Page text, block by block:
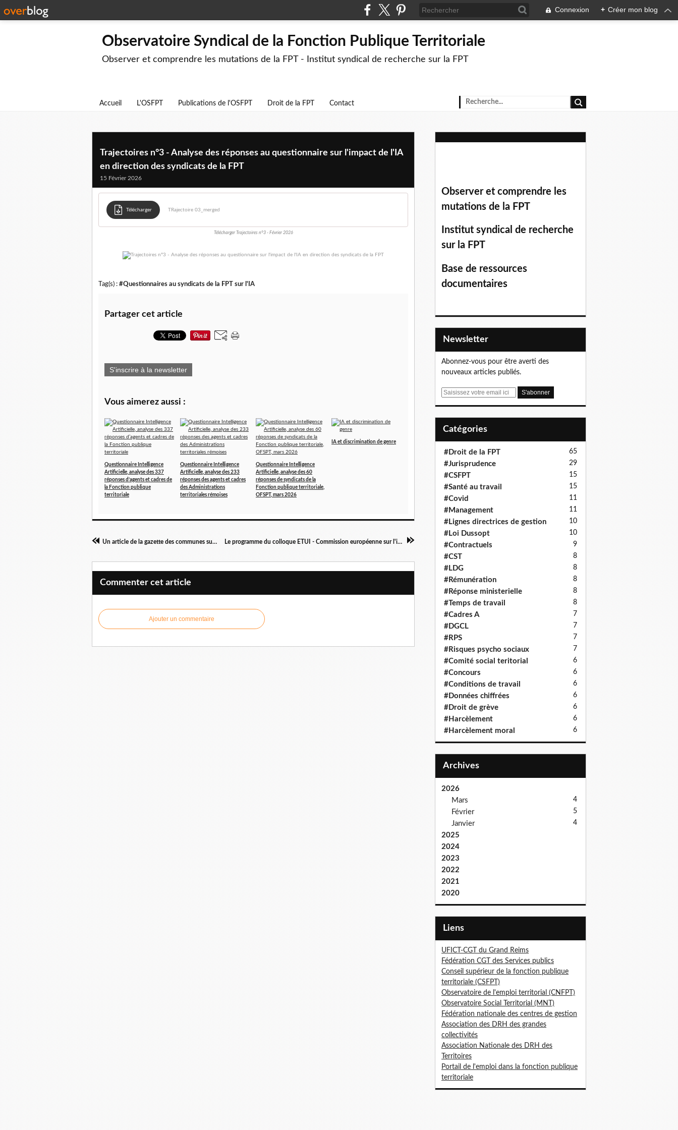
Connexion + Créer mon blog
Observatoire Syndical de la Fonction Publique Territoriale
Observer et comprendre les mutations de la FPT - Institut syndical de recherche sur la FPT
Accueil L'OSFPT Publications de l'OSFPT Droit de la FPT Contact
Trajectoires n°3 - Analyse des réponses au questionnaire sur l'impact de l'IA
en direction des syndicats de la FPT
15 Février 2026
Télécharger TRajectoire 03_merged
Télécharger Trajectoires n°3 - Février 2026
Tag(s) : #Questionnaires au syndicats de la FPT sur l'IA
Partager cet article
S'inscrire à la newsletter
Vous aimerez aussi :
Questionnaire Intelligence
Artificielle, analyse des 337
réponses d’agents et cadres de
la Fonction publique
territoriale
Questionnaire Intelligence
Artificielle, analyse des 233
réponses des agents et cadres
des Administrations
territoriales rémoises
Questionnaire Intelligence
Artificielle, analyse des 60
réponses de syndicats de la
Fonction publique territoriale,
OFSPT, mars 2026
IA et discrimination de genre
Un article de la gazette des communes sur l'IA cite l'OSFPT Le programme du colloque ETUI - Commission européenne sur l'impact de l'IA sur le travail
Commenter cet article
Ajouter un commentaire
Observer et comprendre les
mutations de la FPT
Institut syndical de recherche
sur la FPT
Base de ressources
documentaires
Newsletter
Abonnez-vous pour être averti des
nouveaux articles publiés.
E
Catégories
#Droit de la FPT 65
#Jurisprudence 29
#CSFPT 15
#Santé au travail 15
#Covid 11
#Management 11
#Lignes directrices de gestion 10
#Loi Dussopt 10
#Contractuels 9
#CST 8
#LDG 8
#Rémunération 8
#Réponse ministerielle 8
#Temps de travail 8
#Cadres A 7
#DGCL 7
#RPS 7
#Risques psycho sociaux 7
#Comité social teritorial 6
#Concours 6
#Conditions de travail 6
#Données chiffrées 6
#Droit de grève 6
#Harcèlement 6
#Harcèlement moral 6
Archives
2026
Mars
4
Février 5
Janvier 4
2025
2024
2023
2022
2021
2020
Liens
UFICT-CGT du Grand Reims
Fédération CGT des Services publics
Conseil supérieur de la fonction publique
territoriale (CSFPT)
Observatoire de l'emploi territorial (CNFPT)
Observatoire Social Territorial (MNT)
Fédération nationale des centres de gestion
Association des DRH des grandes
collectivités
Association Nationale des DRH des
Territoires
Portail de l'emploi dans la fonction publique
territoriale